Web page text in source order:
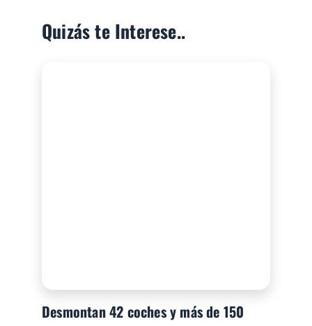
Quizás te Interese..
Desmontan 42 coches y más de 150